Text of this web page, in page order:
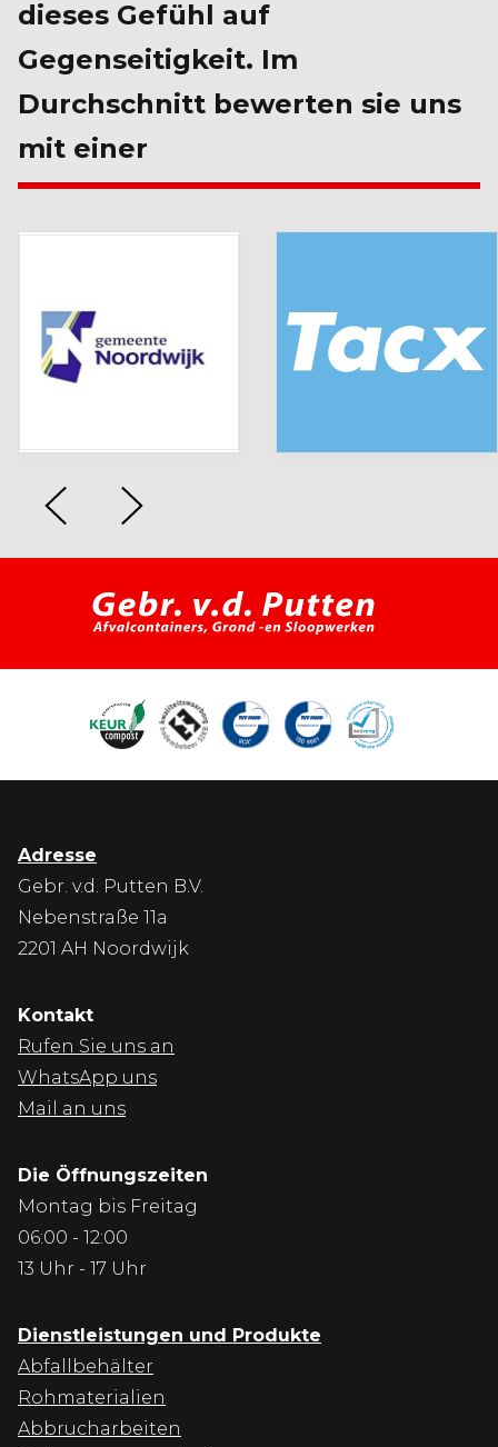
dieses Gefühl auf
Gegenseitigkeit. Im
Durchschnitt bewerten sie uns
mit einer
Adresse
Gebr. v.d. Putten B.V.
Nebenstraße 11a
2201 AH Noordwijk
Kontakt
Rufen Sie uns an
WhatsApp uns
Mail an uns
Die Öffnungszeiten
Montag bis Freitag
06:00 - 12:00
13 Uhr - 17 Uhr
Dienstleistungen und Produkte
Abfallbehälter
Rohmaterialien
Abbrucharbeiten